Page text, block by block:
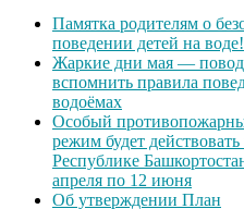
Памятка родителям о
поведении детей на воде!
Жаркие дни мая — повод
вспомнить правила
водоёмах
Особый
режим будет действовать
Республике
апреля по 12 июня
Об утверждении План